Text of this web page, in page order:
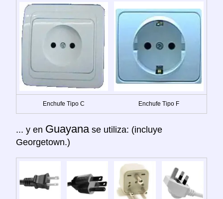
Enchufe Tipo C Enchufe Tipo F
... y en Guayana se utiliza: (incluye
Georgetown.)